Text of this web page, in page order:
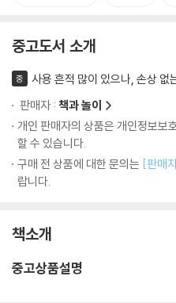
중고도서 소개
중
사용 흔적 많이 있으나, 손상 없
판매자 : 책과 놀이
개인 판매자의 상품은 개인정보보
할 수 있습니다.
구매 전 상품에 대한 문의는 [판매
랍니다.
책소개
중고상품설명